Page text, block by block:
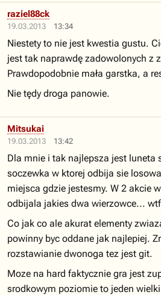
19.03.2013 13:34
raziel88ck
Niestety to nie jest kwestia gustu.
jest tak naprawdę zadowolonych z
Prawdopodobnie mała garstka, a
Nie tędy droga panowie.
19.03.2013 13:42
Mitsukai
Dla mnie i tak najlepsza jest luneta
soczewka w ktorej odbija sie
miejsca gdzie jestesmy. W 2 akcie
odbijala jakies dwa wierzowce...
Co jak co ale akurat elementy
powinny byc oddane jak najlepiej.
rozstawianie dwonoga tez jest git.
Moze na hard faktycznie gra jest
srodkowym poziomie to jeden